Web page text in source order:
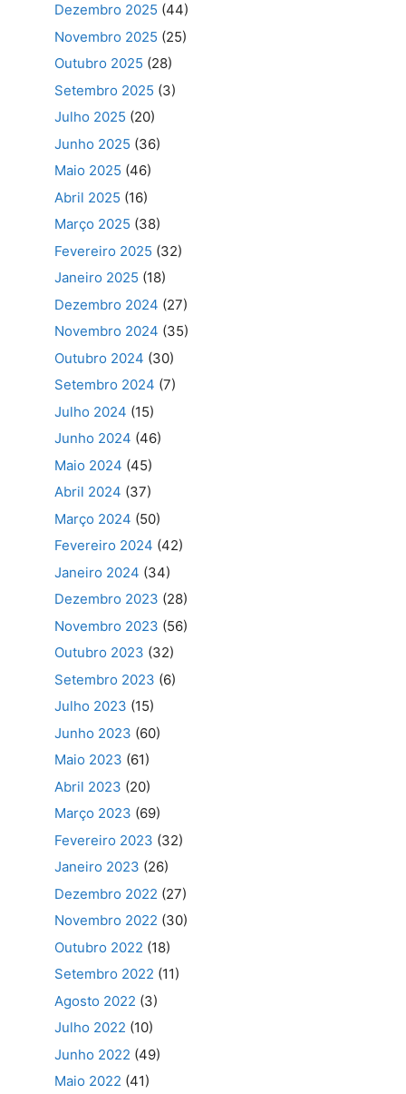
Dezembro 2025 (44)
Novembro 2025 (25)
Outubro 2025 (28)
Setembro 2025 (3)
Julho 2025 (20)
Junho 2025 (36)
Maio 2025 (46)
Abril 2025 (16)
Março 2025 (38)
Fevereiro 2025 (32)
Janeiro 2025 (18)
Dezembro 2024 (27)
Novembro 2024 (35)
Outubro 2024 (30)
Setembro 2024 (7)
Julho 2024 (15)
Junho 2024 (46)
Maio 2024 (45)
Abril 2024 (37)
Março 2024 (50)
Fevereiro 2024 (42)
Janeiro 2024 (34)
Dezembro 2023 (28)
Novembro 2023 (56)
Outubro 2023 (32)
Setembro 2023 (6)
Julho 2023 (15)
Junho 2023 (60)
Maio 2023 (61)
Abril 2023 (20)
Março 2023 (69)
Fevereiro 2023 (32)
Janeiro 2023 (26)
Dezembro 2022 (27)
Novembro 2022 (30)
Outubro 2022 (18)
Setembro 2022 (11)
Agosto 2022 (3)
Julho 2022 (10)
Junho 2022 (49)
Maio 2022 (41)